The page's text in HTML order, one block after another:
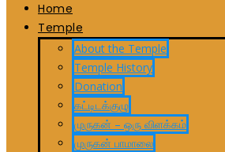
Home
Temple
About the Temple
Temple History
Donation
கட்டிடக்குழு
முருகன் – ஒரு விளக்கம்
முருகன் பாமாலை